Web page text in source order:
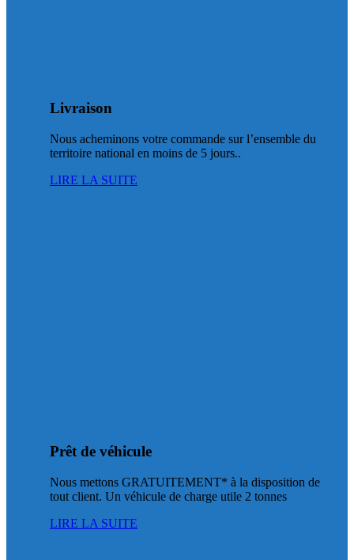
Livraison
Nous acheminons votre commande sur l’ensemble du
territoire national en moins de 5 jours..
LIRE LA SUITE
Prêt de véhicule
Nous mettons GRATUITEMENT* à la disposition de
tout client. Un véhicule de charge utile 2 tonnes
LIRE LA SUITE